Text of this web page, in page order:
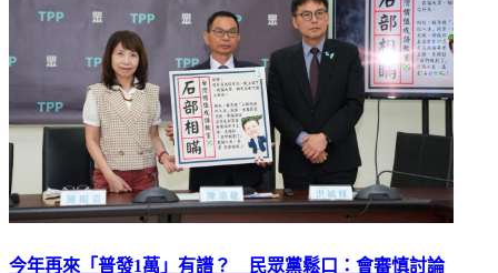
今年再來「普發1萬」有譜？ 民眾黨鬆口：會審慎討論